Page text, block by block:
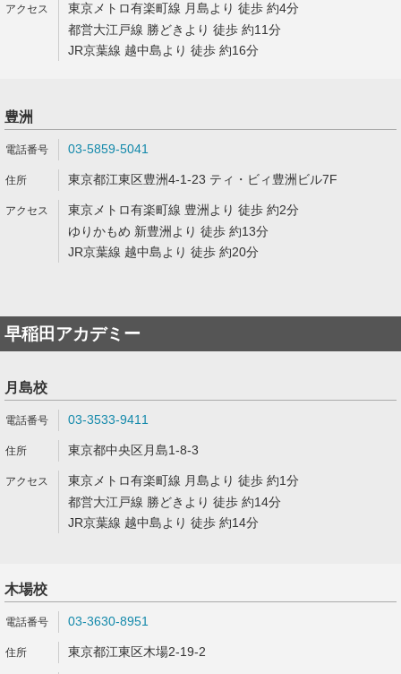
東京メトロ有楽町線 月島より 徒歩 約4分
都営大江戸線 勝どきより 徒歩 約11分
JR京葉線 越中島より 徒歩 約16分
豊洲
03-5859-5041
東京都江東区豊洲4-1-23 ティ・ビィ豊洲ビル7F
東京メトロ有楽町線 豊洲より 徒歩 約2分
ゆりかもめ 新豊洲より 徒歩 約13分
JR京葉線 越中島より 徒歩 約20分
早稲田アカデミー
月島校
03-3533-9411
東京都中央区月島1-8-3
東京メトロ有楽町線 月島より 徒歩 約1分
都営大江戸線 勝どきより 徒歩 約14分
JR京葉線 越中島より 徒歩 約14分
木場校
03-3630-8951
東京都江東区木場2-19-2